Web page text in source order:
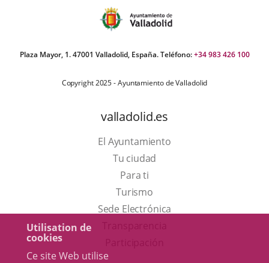
Utilisation de
cookies
Ce site Web utilise
Plaza Mayor, 1. 47001 Valladolid, España. Teléfono:+34 983 426 100
Copyright 2025 - Ayuntamiento de Valladolid
valladolid.es
El Ayuntamiento
Tu ciudad
Para ti
TurismoEste
enlace
Sede Electrónica